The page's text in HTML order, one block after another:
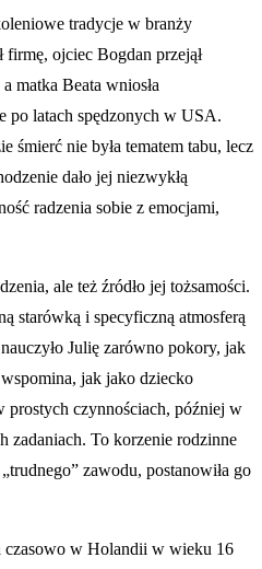
tradycje w branży
firmę, ojciec Bogdan przejął
matka Beata wniosła
po latach spędzonych w USA.
śmierć nie była tematem tabu, lecz
dało jej niezwykłą
radzenia sobie z emocjami,
ale też źródło jej tożsamości.
starówką i specyficzną atmosferą
Julię zarówno pokory, jak
jak jako dziecko
prostych czynnościach, później w
zadaniach. To korzenie rodzinne
zawodu, postanowiła go
czasowo w Holandii w wieku 16